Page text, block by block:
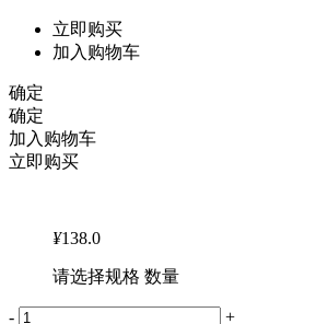
立即购买
加入购物车
确定
确定
加入购物车
立即购买
¥138.0
请选择规格 数量
-
+